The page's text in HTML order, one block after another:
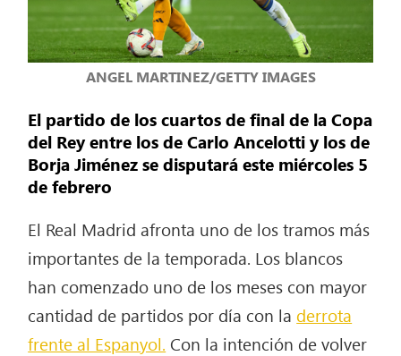
ANGEL MARTINEZ/GETTY IMAGES
El partido de los cuartos de final de la Copa
del Rey entre los de Carlo Ancelotti y los de
Borja Jiménez se disputará este miércoles 5
de febrero
El Real Madrid afronta uno de los tramos más
importantes de la temporada. Los blancos
han comenzado uno de los meses con mayor
cantidad de partidos por día con la derrota
frente al Espanyol. Con la intención de volver